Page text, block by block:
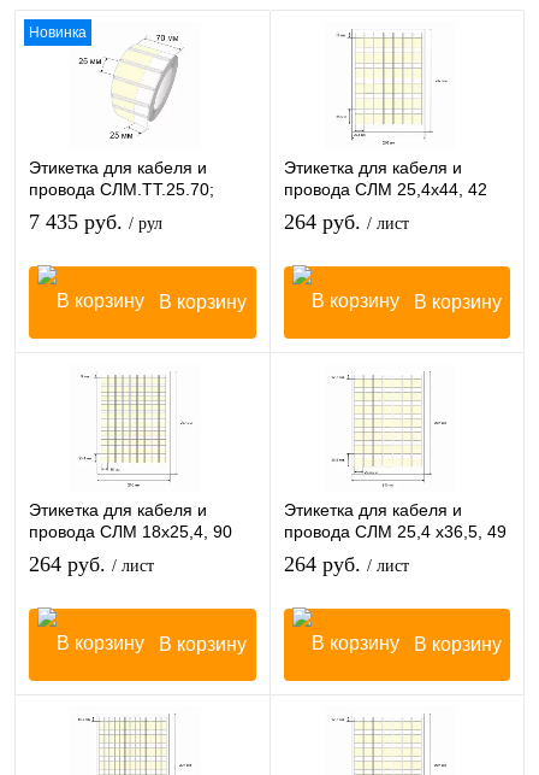
Новинка
Этикетка для кабеля и
провода СЛМ.ТТ.25.70;
1500 в рул
7 435 руб. / рул
В корзину
Этикетка для кабеля и
провода СЛМ 25,4х44, 42
шт/лист
264 руб. / лист
В корзину
Этикетка для кабеля и
провода СЛМ 18х25,4, 90
шт/лист
264 руб. / лист
В корзину
Этикетка для кабеля и
провода СЛМ 25,4 х36,5, 49
шт/лист
264 руб. / лист
В корзину